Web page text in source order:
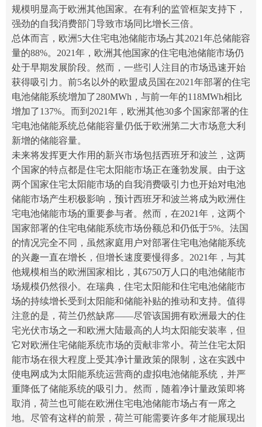
规模明显高于欧洲其他国家。在有利的监管框架支持下，
强劲的自我消费部门导致市场同比增长三倍。
总体而言，欧洲5大住宅电池储能市场占其2021年总储能容
量的88%。2021年，欧洲其他国家的住宅电池储能市场仍
处于早期发展阶段。然而，一些引人注目的市场迅速开始
获得吸引力。前5名以外的欧盟成员国在2021年部署的住宅
电池储能系统增加了280MWh，与前一年的118MWh相比
增加了137%。而到2021年，欧洲其他30多个国家部署的住
宅电池储能系统总储能容量仍低于欧洲第二大市场意大利
新增的储能容量。
未来将发挥更大作用的新兴市场包括西班牙和波兰，这两
个国家的特点都是住宅太阳能市场正在蓬勃发展。由于这
两个国家住宅太阳能市场的自我消费吸引力也开始对电池
储能市场产生积极影响，预计西班牙和波兰将成为欧洲住
宅电池储能市场的重要参与者。然而，在2021年，这两个
国家部署的住宅电储能系统市场份额总和仍低于5%。法国
的情况完全不同，虽然家庭用户对部署住宅电池储能系统
的兴趣一直在增长，但增长速度要慢得多。2021年，与其
他规模相当的欧洲国家相比，其6750万人口的电池储能市
场规模仍然很小。在瑞典，住宅太阳能和住宅电池储能市
场的持续增长受到太阳能和储能补贴的推动和支持。值得
注意的是，荷兰仍然缺席——尽管该国拥有欧洲最大的住
宅光伏市场之一和欧洲大陆最高的人均太阳能安装率，但
它对欧洲住宅储能系统市场的贡献非常小。荷兰住宅太阳
能市场在很大程度上受其净计量政策的限制，这在实践中
使电网成为太阳能系统运营商的虚拟电池储能系统，并严
重降低了储能系统的吸引力。然而，随着净计量政策即将
取消，荷兰也可能在欧洲住宅电池储能市场占有一席之
地。尽管有这样的前景，荷兰可能需要许多年才能展现出